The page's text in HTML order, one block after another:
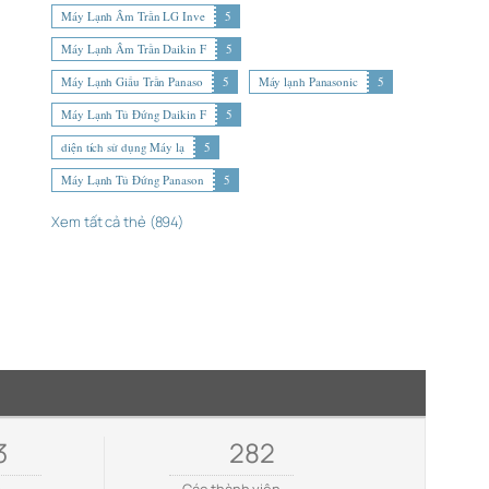
Máy Lạnh Âm Trần LG Inve
5
Máy Lạnh Âm Trần Daikin F
5
Máy Lạnh Giấu Trần Panaso
5 Máy lạnh Panasonic
5
Máy Lạnh Tủ Đứng Daikin F
5
diện tích sử dụng Máy lạ
5
Máy Lạnh Tủ Đứng Panason
5
Xem tất cả thẻ (894)
282